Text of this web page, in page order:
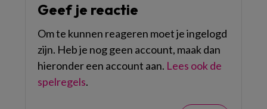
Geef je reactie
Om te kunnen reageren moet je ingelogd
zijn. Heb je nog geen account, maak dan
hieronder een account aan. Lees ook de
spelregels.